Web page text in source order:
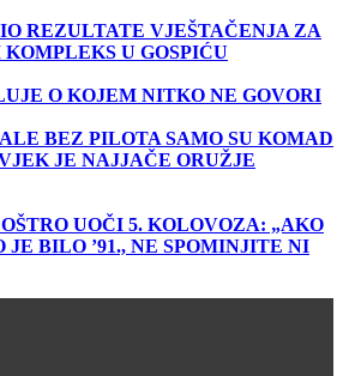
REZULTATE VJEŠTAČENJA ZA
U GOSPIĆU
O KOJEM NITKO NE GOVORI
BEZ PILOTA SAMO SU KOMAD
JE NAJJAČE ORUŽJE
UOČI 5. KOLOVOZA: „AKO
JE BILO ’91., NE SPOMINJITE NI